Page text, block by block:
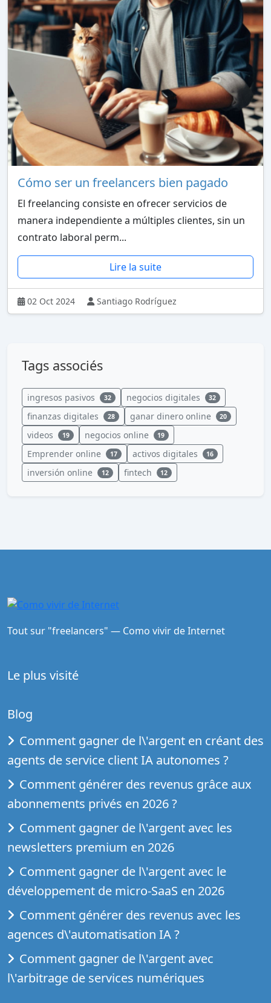
Cómo ser un freelancers bien pagado
El freelancing consiste en ofrecer servicios de
manera independiente a múltiples clientes, sin un
contrato laboral perm...
Lire la suite
02 Oct 2024 Santiago Rodríguez
Tags associés
ingresos pasivos 32 negocios digitales 32
finanzas digitales 28 ganar dinero online 20
videos 19 negocios online 19
Emprender online 17 activos digitales 16
inversión online 12 fintech 12
Tout sur "freelancers" — Como vivir de Internet
Le plus visité
Blog
Comment gagner de l\'argent en créant des
agents de service client IA autonomes ?
Comment générer des revenus grâce aux
abonnements privés en 2026 ?
Comment gagner de l\'argent avec les
newsletters premium en 2026
Comment gagner de l\'argent avec le
développement de micro-SaaS en 2026
Comment générer des revenus avec les
agences d\'automatisation IA ?
Comment gagner de l\'argent avec
l\'arbitrage de services numériques